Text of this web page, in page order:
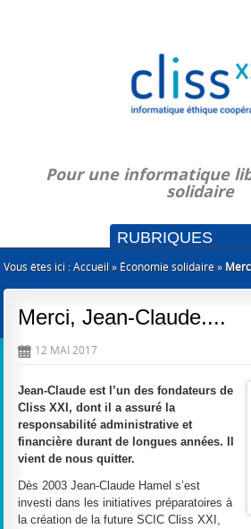
Pour une informatique
solidaire
Vous êtes ici :Accueil » Économie solidaire »
Merci, Jean-Claude....
D 12 MAI 2017
Jean-Claude est l’un des fondateurs de
Cliss XXI, dont il a assuré la
responsabilité administrative et
financière durant de longues années. Il
vient de nous quitter.
Dès 2003 Jean-Claude Hamel s’est
investi dans les initiatives préparatoires à
la création de la future SCIC Cliss XXI,